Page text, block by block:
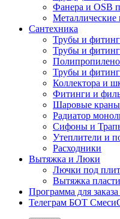
Фанера и OSB
Металлические
Сантехника
Трубы и
Трубы и
Трубы и
Коллектора и
Фитинги и
Шаровые краны
Радиатор
Сифоны и
Утеплители и
Расходники
Вытяжка и Люки
Лючки под
Вытяжка
Программа для
Телеграм БОТ